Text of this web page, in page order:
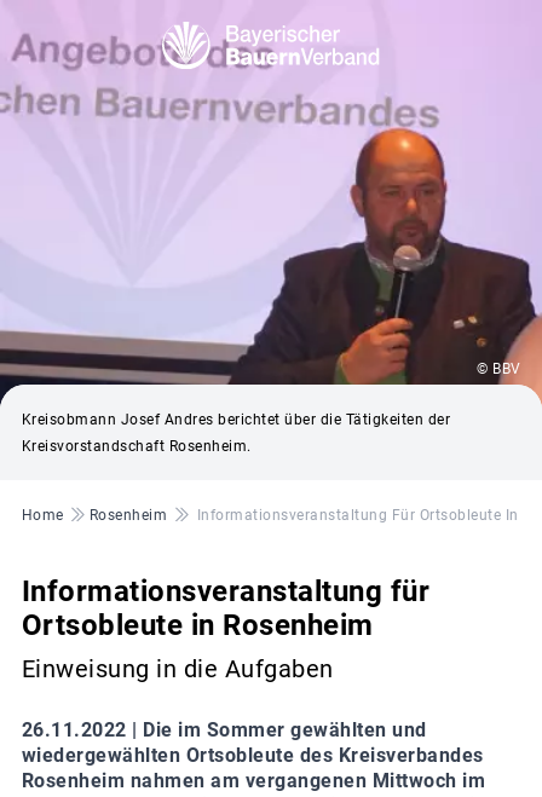
© BBV
Kreisobmann Josef Andres berichtet über die Tätigkeiten der
Kreisvorstandschaft Rosenheim.
Pfadnavigation
Home Rosenheim Informationsveranstaltung Für Ortsobleute In
Informationsveranstaltung für
Ortsobleute in Rosenheim
Einweisung in die Aufgaben
26.11.2022 |
Die im Sommer gewählten und
wiedergewählten Ortsobleute des Kreisverbandes
Rosenheim nahmen am vergangenen Mittwoch im